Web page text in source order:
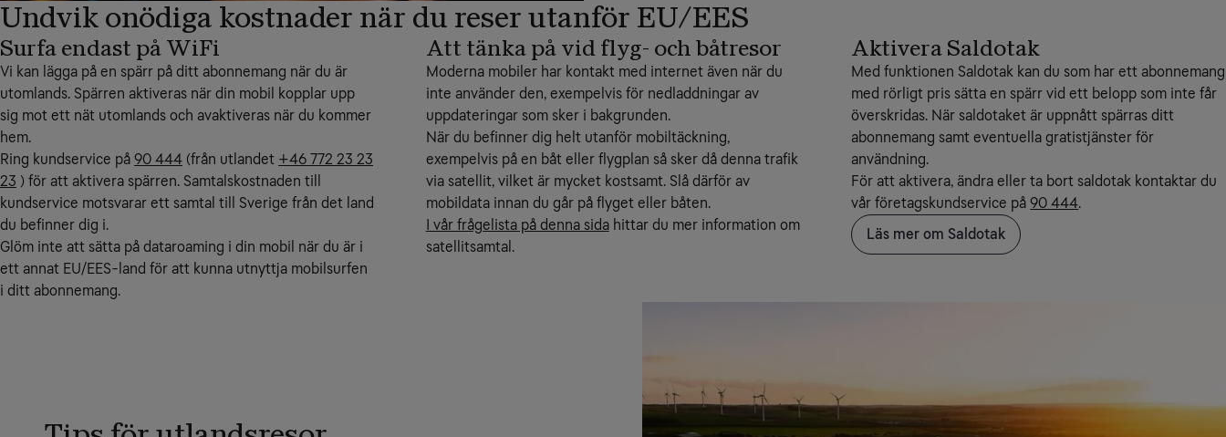
Undvik onödiga kostnader när du reser utanför EU/EES
Surfa endast på WiFi
Vi kan lägga på en spärr på ditt abonnemang när du är
utomlands. Spärren aktiveras när din mobil kopplar upp
sig mot ett nät utomlands och avaktiveras när du kommer
hem.
Ring kundservice på 90 444 (från utlandet +46 772 23 23
23 ) för att aktivera spärren. Samtalskostnaden till
kundservice motsvarar ett samtal till Sverige från det land
du befinner dig i.
Glöm inte att sätta på dataroaming i din mobil när du är i
ett annat EU/EES-land för att kunna utnyttja mobilsurfen
i ditt abonnemang.
Att tänka på vid flyg- och båtresor
Moderna mobiler har kontakt med internet även när du
inte använder den, exempelvis för nedladdningar av
uppdateringar som sker i bakgrunden.
När du befinner dig helt utanför mobiltäckning,
exempelvis på en båt eller flygplan så sker då denna trafik
via satellit, vilket är mycket kostsamt. Slå därför av
mobildata innan du går på flyget eller båten.
I vår frågelista på denna sidahittar du mer information om
satellitsamtal.
Aktivera Saldotak
Med funktionen Saldotak kan du som har ett abonnemang
med rörligt pris sätta en spärr vid ett belopp som inte får
överskridas. När saldotaket är uppnått spärras ditt
abonnemang samt eventuella gratistjänster för
användning.
För att aktivera, ändra eller ta bort saldotak kontaktar du
vår företagskundservice på90 444.
Läs mer om Saldotak